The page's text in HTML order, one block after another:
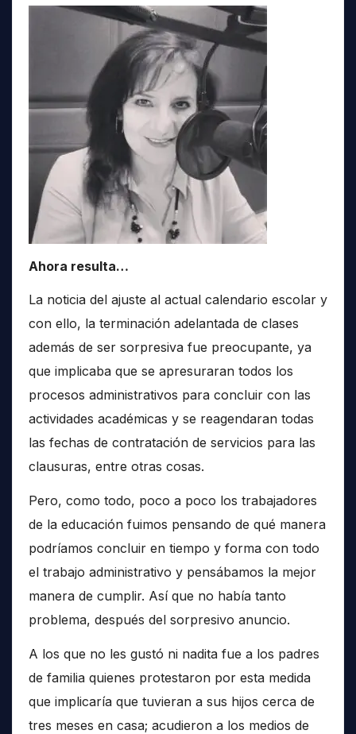
Ahora resulta…
La noticia del ajuste al actual calendario escolar y
con ello, la terminación adelantada de clases
además de ser sorpresiva fue preocupante, ya
que implicaba que se apresuraran todos los
procesos administrativos para concluir con las
actividades académicas y se reagendaran todas
las fechas de contratación de servicios para las
clausuras, entre otras cosas.
Pero, como todo, poco a poco los trabajadores
de la educación fuimos pensando de qué manera
podríamos concluir en tiempo y forma con todo
el trabajo administrativo y pensábamos la mejor
manera de cumplir. Así que no había tanto
problema, después del sorpresivo anuncio.
A los que no les gustó ni nadita fue a los padres
de familia quienes protestaron por esta medida
que implicaría que tuvieran a sus hijos cerca de
tres meses en casa; acudieron a los medios de